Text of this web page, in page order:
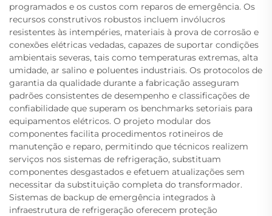
programados e os custos com reparos de emergência. Os
recursos construtivos robustos incluem invólucros
resistentes às intempéries, materiais à prova de corrosão e
conexões elétricas vedadas, capazes de suportar condições
ambientais severas, tais como temperaturas extremas, alta
umidade, ar salino e poluentes industriais. Os protocolos de
garantia da qualidade durante a fabricação asseguram
padrões consistentes de desempenho e classificações de
confiabilidade que superam os benchmarks setoriais para
equipamentos elétricos. O projeto modular dos
componentes facilita procedimentos rotineiros de
manutenção e reparo, permitindo que técnicos realizem
serviços nos sistemas de refrigeração, substituam
componentes desgastados e efetuem atualizações sem
necessitar da substituição completa do transformador.
Sistemas de backup de emergência integrados à
infraestrutura de refrigeração oferecem proteção